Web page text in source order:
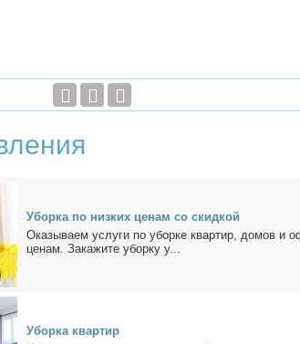
Убор­ка по низ­ких це­нам со скид­кой
Ока­зы­ва­ем услу­ги по убор­ке квар­тир, до­мов и
це­нам. За­ка­жи­те убор­ку у...
Убор­ка квар­тир